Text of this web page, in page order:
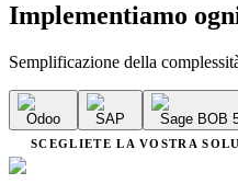
Implementiamo
Semplificazione della
Odoo SAP Sage BOB
SCEGLIETE LA VOSTRA